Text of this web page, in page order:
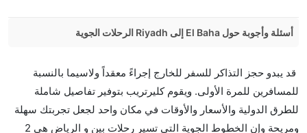
أسئلة وأجوبة حول El Baha إلى Riyadh الرحلات الجوية
إلىالرياض مما تستغرقه الخطوط الجوية الأخرى؟
نعم. توفر كل من أسرع رحلات الطيران على هذا الطريق،
هل توفر شركات الطيران مساحة إضافية للنوم؟
قد يبدو حجز التذاكر للسفر للخارج إجراءً معقداً ولاسيما بالنسبة
للمسافرين للمرة الأولى. ويقوم كليرتريب بتوفير تفاصيل شاملة
للطرق الدولية والأسعار والأوقات في مكان واحد لجعل تجربتك سهلة
ومريحة وإن الخطوط الجوية التي تسير رحلات بين و الرياض هي 2